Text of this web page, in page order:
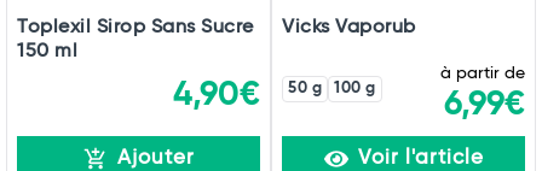
Toplexil Sirop Sans Sucre
150 ml
4,90€
Ajouter
Vicks Vaporub
50 g 100 g
à partir de
6,99€
Voir l'article